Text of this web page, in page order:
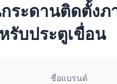
ระดานติดตั้งภ
รับประตูเขื่อน
ชื่อแบรนด์